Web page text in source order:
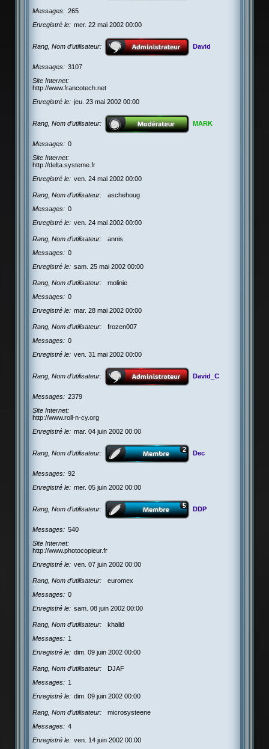
Messages
265
Enregistré le
mer. 22 mai 2002 00:00
Rang, Nom d’utilisateur David
Messages
3107
Site Internet
http://www.francotech.net
Enregistré le
jeu. 23 mai 2002 00:00
Rang, Nom d’utilisateur MARK
Messages
0
Site Internet
http://delta.systeme.fr
Enregistré le
ven. 24 mai 2002 00:00
Rang, Nom d’utilisateur
aschehoug
Messages
0
Enregistré le
ven. 24 mai 2002 00:00
Rang, Nom d’utilisateur
annis
Messages
0
Enregistré le
sam. 25 mai 2002 00:00
Rang, Nom d’utilisateur
molinie
Messages
0
Enregistré le
mar. 28 mai 2002 00:00
Rang, Nom d’utilisateur
frozen007
Messages
0
Enregistré le
ven. 31 mai 2002 00:00
Rang, Nom d’utilisateur David_C
Messages
2379
Site Internet
http://www.roll-n-cy.org
Enregistré le
mar. 04 juin 2002 00:00
Rang, Nom d’utilisateur Dec
Messages
92
Enregistré le
mer. 05 juin 2002 00:00
Rang, Nom d’utilisateur DDP
Messages
540
Site Internet
http://www.photocopieur.fr
Enregistré le
ven. 07 juin 2002 00:00
Rang, Nom d’utilisateur
euromex
Messages
0
Enregistré le
sam. 08 juin 2002 00:00
Rang, Nom d’utilisateur
khalid
Messages
1
Enregistré le
dim. 09 juin 2002 00:00
Rang, Nom d’utilisateur
DJAF
Messages
1
Enregistré le
dim. 09 juin 2002 00:00
Rang, Nom d’utilisateur
microsysteene
Messages
4
Enregistré le
ven. 14 juin 2002 00:00